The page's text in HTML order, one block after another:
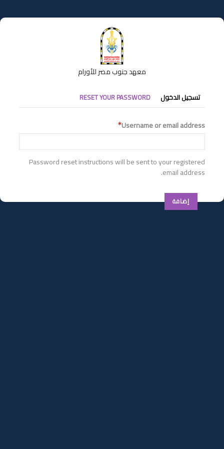
إلى
المحتوى
معهد جنوب مصر للأورام
التبويبات
الأساسية
تسجيل الدخول RESET YOUR PASSWORD
Username or email address
Password reset instructions will be sent to your registered
email address.